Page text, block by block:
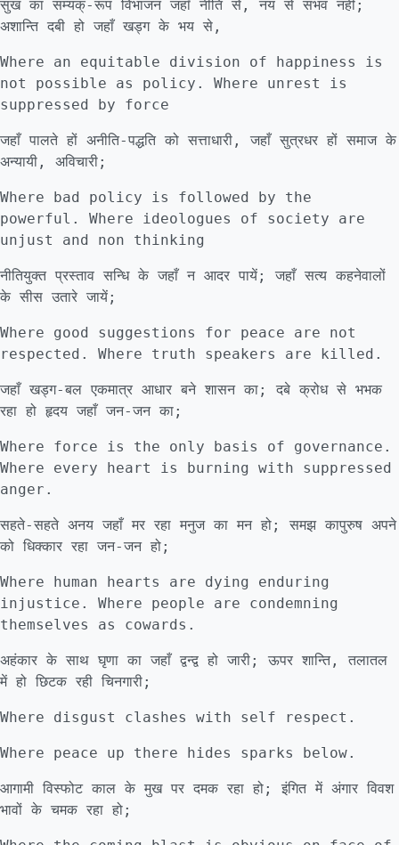
सुख का सम्यक्-रूप विभाजन जहाँ नीति से, नय से संभव नहीं;
अशान्ति दबी हो जहाँ खड्ग के भय से,
Where an equitable division of happiness is
not possible as policy. Where unrest is
suppressed by force
जहाँ पालते हों अनीति-पद्धति को सत्ताधारी, जहाँ सुत्रधर हों समाज के
अन्यायी, अविचारी;
Where bad policy is followed by the
powerful. Where ideologues of society are
unjust and non thinking
नीतियुक्त प्रस्ताव सन्धि के जहाँ न आदर पायें; जहाँ सत्य कहनेवालों
के सीस उतारे जायें;
Where good suggestions for peace are not
respected. Where truth speakers are killed.
जहाँ खड्ग-बल एकमात्र आधार बने शासन का; दबे क्रोध से भभक
रहा हो हृदय जहाँ जन-जन का;
Where force is the only basis of governance.
Where every heart is burning with suppressed
anger.
सहते-सहते अनय जहाँ मर रहा मनुज का मन हो; समझ कापुरुष अपने
को धिक्कार रहा जन-जन हो;
Where human hearts are dying enduring
injustice. Where people are condemning
themselves as cowards.
अहंकार के साथ घृणा का जहाँ द्वन्द्व हो जारी; ऊपर शान्ति, तलातल
में हो छिटक रही चिनगारी;
Where disgust clashes with self respect.
Where peace up there hides sparks below.
आगामी विस्फोट काल के मुख पर दमक रहा हो; इंगित में अंगार विवश
भावों के चमक रहा हो;